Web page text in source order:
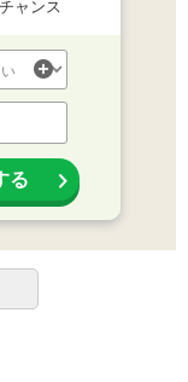
チャンス
る